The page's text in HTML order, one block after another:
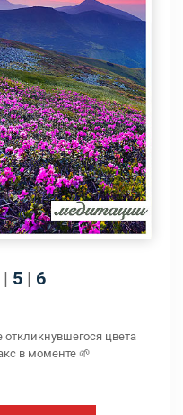
| 5 | 6
цвета
в моменте 🌱